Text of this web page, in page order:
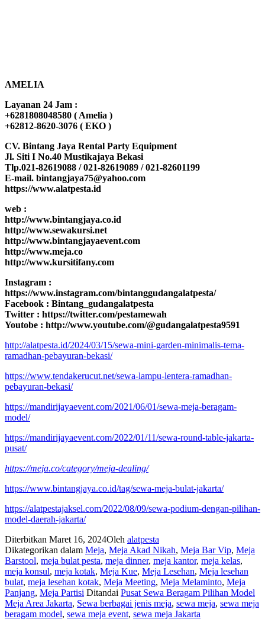
AMELIA
Layanan 24 Jam :
+6281808048580 ( Amelia )
+62812-8620-3076 ( EKO )
CV. Bintang Jaya Rental Party Equipment
Jl. Siti I No.40 Mustikajaya Bekasi
Tlp.021-82619088 / 021-82619089 / 021-82601199
E-mail. bintangjaya75@yahoo.com
https://www.alatpesta.id
web :
http://www.bintangjaya.co.id
http://www.sewakursi.net
http://www.bintangjayaevent.com
http://www.meja.co
http://www.kursitifany.com
Instagram :
https://www.instagram.com/bintanggudangalatpesta/
Facebook : Bintang_gudangalatpesta
Twitter : https://twitter.com/pestamewah
Youtobe : http://www.youtube.com/@gudangalatpesta9591
http://alatpesta.id/2024/03/15/sewa-mini-garden-minimalis-tema-
ramadhan-pebayuran-bekasi/
https://www.tendakerucut.net/sewa-lampu-lentera-ramadhan-
pebayuran-bekasi/
https://mandirijayaevent.com/2021/06/01/sewa-meja-beragam-
model/
https://mandirijayaevent.com/2022/01/11/sewa-round-table-jakarta-
pusat/
https://meja.co/category/meja-dealing/
https://www.bintangjaya.co.id/tag/sewa-meja-bulat-jakarta/
https://alatpestajaksel.com/2022/08/09/sewa-podium-dengan-pilihan-
model-daerah-jakarta/
Diterbitkan Maret 16, 2024Oleh alatpesta
Dikategorikan dalam Meja, Meja Akad Nikah, Meja Bar Vip, Meja
Barstool, meja bulat pesta, meja dinner, meja kantor, meja kelas,
meja konsul, meja kotak, Meja Kue, Meja Lesehan, Meja lesehan
bulat, meja lesehan kotak, Meja Meeting, Meja Melaminto, Meja
Panjang, Meja Partisi Ditandai Pusat Sewa Beragam Pilihan Model
Meja Area Jakarta, Sewa berbagai jenis meja, sewa meja, sewa meja
beragam model, sewa meja event, sewa meja Jakarta